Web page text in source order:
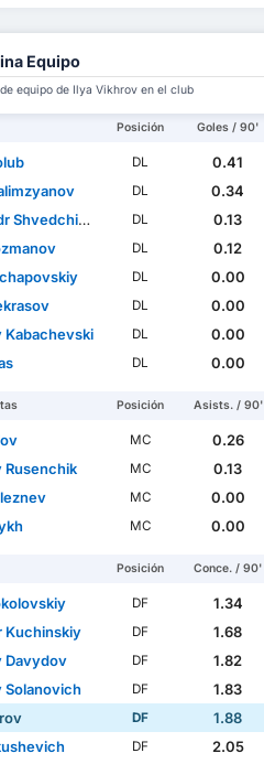
Equipo
equipo de Ilya Vikhrov en el club
Posición Goles / 90'
DL
0.41
DL
0.34
DL
0.13
DL
0.12
DL
0.00
DL
0.00
Kabachevski
DL
0.00
DL 0.00
Posición Asists. / 90'
MC
0.26
Rusenchik
MC
0.13
MC
0.00
MC 0.00
Posición Conce. / 90'
DF
1.34
Kuchinskiy
DF
1.68
Davydov
DF
1.82
Solanovich
DF
1.83
DF
1.88
DF
2.05